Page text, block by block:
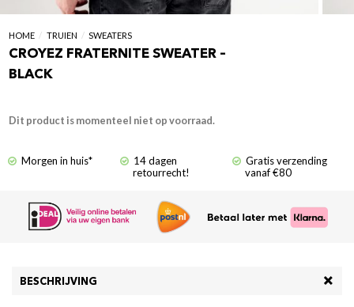
HOME / TRUIEN / SWEATERS
CROYEZ FRATERNITE SWEATER –
BLACK
Dit product is momenteel niet op voorraad.
Morgen in huis*
14 dagen
retourrecht!
Gratis verzending
vanaf €80
BESCHRIJVING